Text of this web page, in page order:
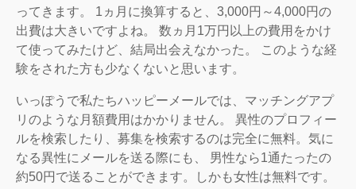
ってきます。 1ヵ月に換算すると、3,000円～4,000円の
出費は大きいですよね。 数ヵ月1万円以上の費用をかけ
て使ってみたけど、結局出会えなかった。 このような経
験をされた方も少なくないと思います。
いっぽうで私たちハッピーメールでは、マッチングアプ
リのような月額費用はかかりません。 異性のプロフィー
ルを検索したり、募集を検索するのは完全に無料。気に
なる異性にメールを送る際にも、 男性なら1通たったの
約50円で送ることができます。しかも女性は無料です。